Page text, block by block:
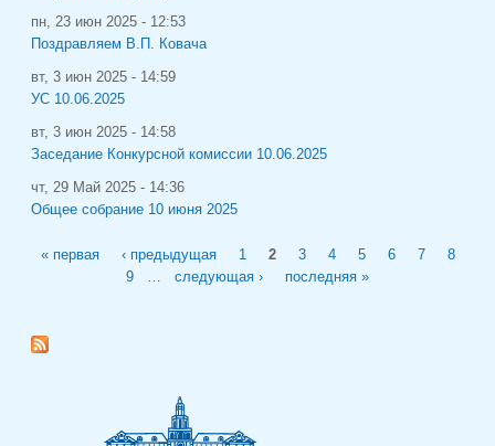
пн, 23 июн 2025 - 12:53
Поздравляем В.П. Ковача
вт, 3 июн 2025 - 14:59
УС 10.06.2025
вт, 3 июн 2025 - 14:58
Заседание Конкурсной комиссии 10.06.2025
чт, 29 Май 2025 - 14:36
Общее собрание 10 июня 2025
« первая ‹ предыдущая 1 2 3 4 5 6 7
8
9
… следующая › последняя »